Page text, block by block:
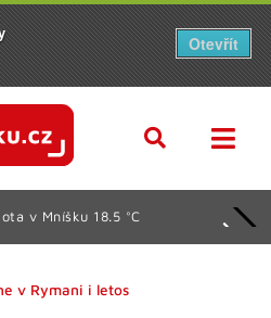
v Mníšku 18.5 °C
v Rymani i letos
Otevřít